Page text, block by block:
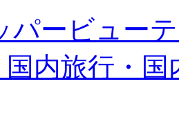
パービュー
国内旅行・